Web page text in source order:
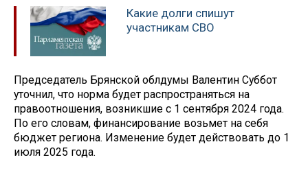
Какие долги спишут
участникам СВО
Председатель Брянской облдумы Валентин Суббот
уточнил, что норма будет распространяться на
правоотношения, возникшие с 1 сентября 2024 года.
По его словам, финансирование возьмет на себя
бюджет региона. Изменение будет действовать до 1
июля 2025 года.